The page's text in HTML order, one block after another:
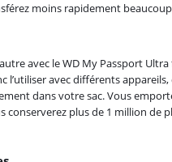
moins rapidement
avec le WD My Passport
l’utiliser avec différents
dans votre sac. Vous
conserverez plus de 1 million de